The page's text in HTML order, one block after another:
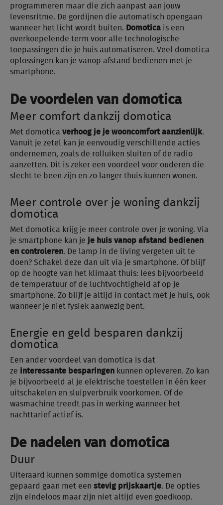
programmeren maar die zich aanpast aan jouw
levensritme. De gordijnen die automatisch opengaan
wanneer het licht wordt buiten. Domotica is een
overkoepelende term voor alle technologische
toepassingen die je huis automatiseren. Veel domotica
oplossingen kan je vanop afstand bedienen met je
smartphone.
De voordelen van domotica
Meer comfort dankzij domotica
Met domotica verhoog je je wooncomfort aanzienlijk.
Vanuit je zetel kan je eenvoudig verschillende acties
ondernemen, zoals de rolluiken sluiten of de radio
aanzetten. Dit is zeker een voordeel voor ouderen die
slecht te been zijn en zo langer thuis kunnen wonen.
Meer controle over je woning dankzij
domotica
Met domotica krijg je meer controle over je woning. Via
je smartphone kan je je huis vanop afstand bedienen
en controleren. De lamp in de living vergeten uit te
doen? Schakel deze dan uit via je smartphone. Of blijf
op de hoogte van het klimaat thuis: lees bijvoorbeeld
de temperatuur of de luchtvochtigheid af op je
smartphone. Zo blijf je altijd in contact met je huis, ook
wanneer je niet fysiek aanwezig bent.
Energie en geld besparen dankzij
domotica
Een ander voordeel van domotica is dat
ze interessante besparingen kunnen opleveren. Zo kan
je bijvoorbeeld al je elektrische toestellen in één keer
uitschakelen en sluipverbruik voorkomen. Of de
wasmachine treedt pas in werking wanneer het
nachttarief actief is.
De nadelen van domotica
Duur
Uiteraard kunnen sommige domotica systemen
gepaard gaan met een stevig prijskaartje. De opties
zijn eindeloos maar zijn niet altijd even goedkoop.